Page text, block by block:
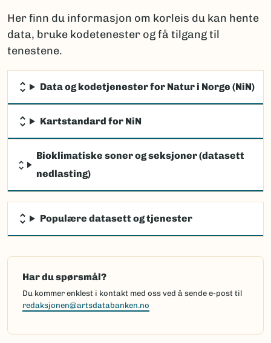
Her finn du informasjon om korleis du kan hente
data, bruke kodetenester og få tilgang til
tenestene.
Data og kodetjenester for Natur i Norge (NiN)
Kartstandard for NiN
Bioklimatiske soner og seksjoner (datasett
nedlasting)
Populære datasett og tjenester
Har du spørsmål?
Du kommer enklest i kontakt med oss ved å sende e-post til
redaksjonen@artsdatabanken.no